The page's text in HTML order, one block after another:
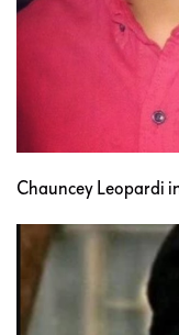
Chauncey Leopardi